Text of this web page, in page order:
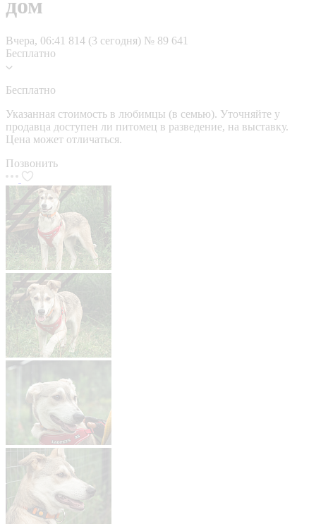
дом
Вчера, 06:41 814 (3 сегодня) № 89 641
Бесплатно
Бесплатно
Указанная стоимость в любимцы (в семью). Уточняйте у
продавца доступен ли питомец в разведение, на выставку.
Цена может отличаться.
Позвонить